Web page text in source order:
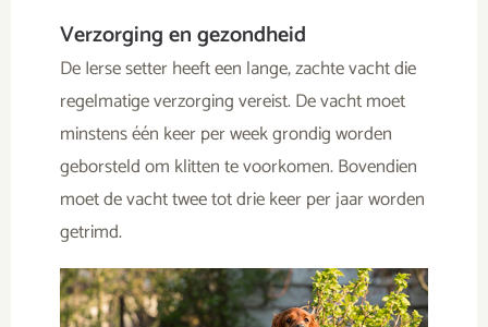
Verzorging en gezondheid
De Ierse setter heeft een lange, zachte vacht die
regelmatige verzorging vereist. De vacht moet
minstens één keer per week grondig worden
geborsteld om klitten te voorkomen. Bovendien
moet de vacht twee tot drie keer per jaar worden
getrimd.